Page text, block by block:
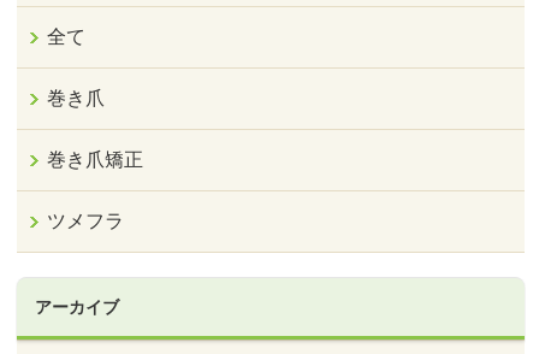
全て
巻き爪
巻き爪矯正
ツメフラ
アーカイブ